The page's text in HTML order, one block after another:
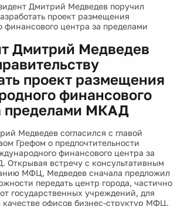
Дмитрий Медведев поручил
проект размещения
финансового центра за пределами
Дмитрий Медведев
проект размещения
финансового
пределами МКАД
Медведев согласился с главой
Грефом о предпочтительности
финансового центра за
Открывая встречу с консультативным
МФЦ, Медведев сначала предложил
передать центр города, частично
государственных учреждений, для
качестве офисов бизнес-структур МФЦ.